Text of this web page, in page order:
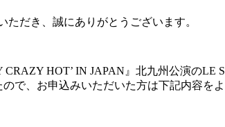
ただき、誠にありがとうございます。
CRAZY HOT’ IN JAPAN』北九州公演の
で、お申込みいただいた方は下記内容を